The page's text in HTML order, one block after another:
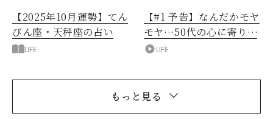
【2025年10月運勢】てん
びん座・天秤座の占い
LIFE
【#1 予告】なんだかモヤ
モヤ…50代の心に寄り添
うトークバラエティ
LIFE
もっと見る